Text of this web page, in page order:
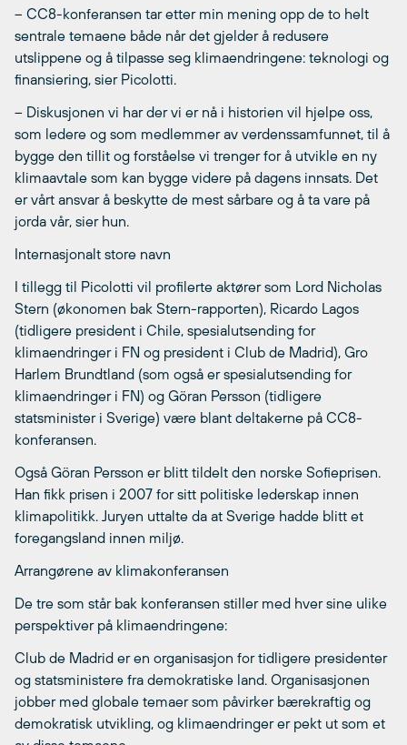
– CC8-konferansen tar etter min mening opp de to helt
sentrale temaene både når det gjelder å redusere
utslippene og å tilpasse seg klimaendringene: teknologi og
finansiering, sier Picolotti.
– Diskusjonen vi har der vi er nå i historien vil hjelpe oss,
som ledere og som medlemmer av verdenssamfunnet, til å
bygge den tillit og forståelse vi trenger for å utvikle en ny
klimaavtale som kan bygge videre på dagens innsats. Det
er vårt ansvar å beskytte de mest sårbare og å ta vare på
jorda vår, sier hun.
Internasjonalt store navn
I tillegg til Picolotti vil profilerte aktører som Lord Nicholas
Stern (økonomen bak Stern-rapporten), Ricardo Lagos
(tidligere president i Chile, spesialutsending for
klimaendringer i FN og president i Club de Madrid), Gro
Harlem Brundtland (som også er spesialutsending for
klimaendringer i FN) og Göran Persson (tidligere
statsminister i Sverige) være blant deltakerne på CC8-
konferansen.
Også Göran Persson er blitt tildelt den norske Sofieprisen.
Han fikk prisen i 2007 for sitt politiske lederskap innen
klimapolitikk. Juryen uttalte da at Sverige hadde blitt et
foregangsland innen miljø.
Arrangørene av klimakonferansen
De tre som står bak konferansen stiller med hver sine ulike
perspektiver på klimaendringene:
Club de Madrid er en organisasjon for tidligere presidenter
og statsministere fra demokratiske land. Organisasjonen
jobber med globale temaer som påvirker bærekraftig og
demokratisk utvikling, og klimaendringer er pekt ut som et